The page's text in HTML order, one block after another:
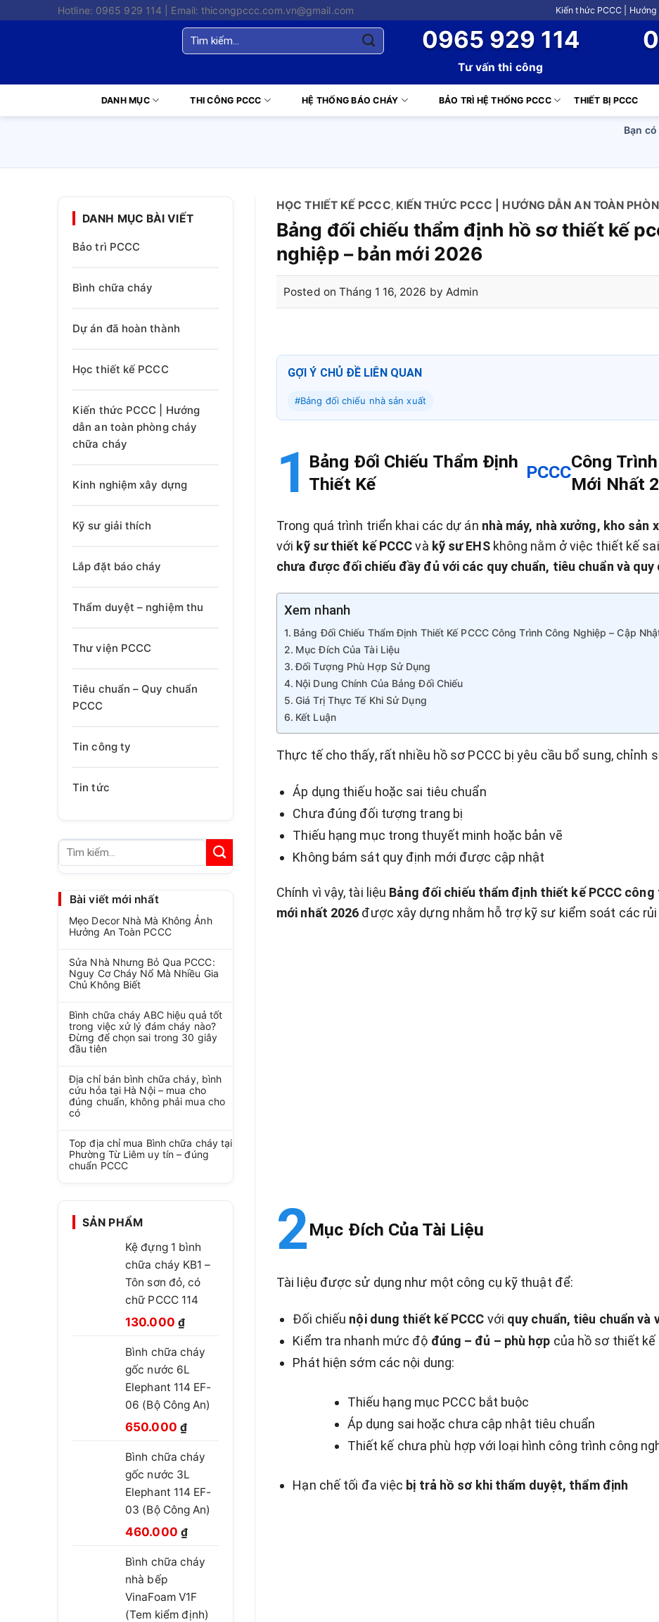
Hotline: 0965 929 114 | Email: thicongpccc.com.vn@gmail.com Kiến thức PCCC |
Tìm
kiếm:
0965 929 114
Tư vấn thi công
DANH MỤC THI CÔNG PCCC HỆ THỐNG BÁO CHÁY BẢO TRÌ HỆ THỐNG PCCC THIẾT BỊ PCCC
Bạn
DANH MỤC BÀI VIẾT
Bảo trì PCCC
Bình chữa cháy
Dự án đã hoàn thành
Học thiết kế PCCC
Kiến thức PCCC | Hướng
dẫn an toàn phòng cháy
chữa cháy
Kinh nghiệm xây dựng
Kỹ sư giải thích
Lắp đặt báo cháy
Thẩm duyệt – nghiệm thu
Thư viện PCCC
Tiêu chuẩn – Quy chuẩn
PCCC
Tin công ty
Tin tức
Tìm
kiếm:
Bài viết mới nhất
Mẹo Decor Nhà Mà Không Ảnh
Hưởng An Toàn PCCC
Sửa Nhà Nhưng Bỏ Qua PCCC:
Nguy Cơ Cháy Nổ Mà Nhiều Gia
Chủ Không Biết
Bình chữa cháy ABC hiệu quả tốt
trong việc xử lý đám cháy nào?
Đừng để chọn sai trong 30 giây
đầu tiên
Địa chỉ bán bình chữa cháy, bình
cứu hỏa tại Hà Nội – mua cho
đúng chuẩn, không phải mua cho
có
Top địa chỉ mua Bình chữa cháy tại
Phường Từ Liêm uy tín – đúng
chuẩn PCCC
SẢN PHẨM
Kệ đựng 1 bình
chữa cháy KB1 –
Tôn sơn đỏ, có
chữ PCCC 114
Giá
là:
210.000 ₫.
130.000 ₫Giá
tại
là:
130.000 ₫.
Bình chữa cháy
gốc nước 6L
Elephant 114 EF-
06 (Bộ Công An)
Giá
là:
850.000 ₫.
650.000 ₫Giá
tại
là:
650.000 ₫.
Bình chữa cháy
gốc nước 3L
Elephant 114 EF-
03 (Bộ Công An)
Giá
là:
660.000 ₫.
460.000 ₫Giá
tại
460.000 ₫.
Bình chữa cháy
nhà bếp
VinaFoam V1F
(Tem kiểm định)
HỌC THIẾT KẾ PCCC, KIẾN THỨC PCCC | HƯỚNG DẪN AN TOÀN
Bảng đối chiếu thẩm định hồ sơ thiết kế
nghiệp – bản mới 2026
Posted on Tháng 1 16, 2026 by Admin
GỢI Ý CHỦ ĐỀ LIÊN QUAN
#Bảng đối chiếu nhà sản xuất
Bảng Đối Chiếu Thẩm Định
Thiết Kế
PCCCCông
Mới Nhất
Trong quá trình triển khai các dự án nhà máy, nhà xưởng, kho sản
với kỹ sư thiết kế PCCCvà kỹ sư EHSkhông nằm ở việc thiết kế
chưa được đối chiếu đầy đủ với các quy chuẩn, tiêu chuẩn và quy
Xem nhanh
Bảng Đối Chiếu Thẩm Định Thiết Kế PCCC Công Trình Công Nghiệp – Cập
Mục Đích Của Tài Liệu
Đối Tượng Phù Hợp Sử Dụng
Nội Dung Chính Của Bảng Đối Chiếu
Giá Trị Thực Tế Khi Sử Dụng
Kết Luận
Thực tế cho thấy, rất nhiều hồ sơ PCCC bị yêu cầu bổ sung, chỉnh
Áp dụng thiếu hoặc sai tiêu chuẩn
Chưa đúng đối tượng trang bị
Thiếu hạng mục trong thuyết minh hoặc bản vẽ
Không bám sát quy định mới được cập nhật
Chính vì vậy, tài liệu Bảng đối chiếu thẩm định thiết kế PCCC
mới nhất 2026 được xây dựng nhằm hỗ trợ kỹ sư kiểm soát các
Mục Đích Của Tài Liệu
Tài liệu được sử dụng như một công cụ kỹ thuật để:
Đối chiếu nội dung thiết kế PCCC với quy chuẩn, tiêu chuẩn và
Kiểm tra nhanh mức độ đúng – đủ – phù hợp của hồ sơ thiết kế
Phát hiện sớm các nội dung:
Thiếu hạng mục PCCC bắt buộc
Áp dụng sai hoặc chưa cập nhật tiêu chuẩn
Thiết kế chưa phù hợp với loại hình công trình công
Hạn chế tối đa việc bị trả hồ sơ khi thẩm duyệt, thẩm định